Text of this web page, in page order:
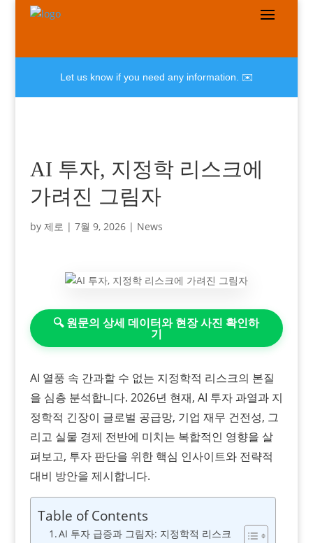
Let us know if you need any information. ✉️
AI 투자, 지정학 리스크에
가려진 그림자
by 제로 | 7월 9, 2026| News
🔍 원문의 상세 데이터와 현장 사진 확인하
기
AI 열풍 속 간과할 수 없는 지정학적 리스크의 본질
을 심층 분석합니다. 2026년 현재, AI 투자 과열과 지
정학적 긴장이 글로벌 공급망, 기업 재무 건전성, 그
리고 실물 경제 전반에 미치는 복합적인 영향을 살
펴보고, 투자 판단을 위한 핵심 인사이트와 전략적
대비 방안을 제시합니다.
Table of Contents
AI 투자 급증과 그림자: 지정학적 리스크